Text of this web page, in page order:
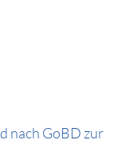
nach GoBD zur